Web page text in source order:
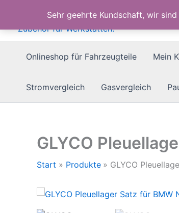
Sehr geehrte Kundschaft, wir
springen
Onlineshop für Fahrzeugteile Mein
Stromvergleich Gasvergleich
GLYCO
Start Produkte GLYCO